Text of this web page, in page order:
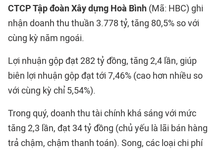
CTCP Tập đoàn Xây dựng Hoà Bình (Mã: HBC) ghi
nhận doanh thu thuần 3.778 tỷ, tăng 80,5% so với
cùng kỳ năm ngoái.
Lợi nhuận gộp đạt 282 tỷ đồng, tăng 2,4 lần, giúp
biên lợi nhuận gộp đạt tới 7,46% (cao hơn nhiều so
với cùng kỳ chỉ 5,54%).
Trong quý, doanh thu tài chính khá sáng với mức
tăng 2,3 lần, đạt 34 tỷ đồng (chủ yếu là lãi bán hàng
trả chậm, chậm thanh toán). Song, các loại chi phí